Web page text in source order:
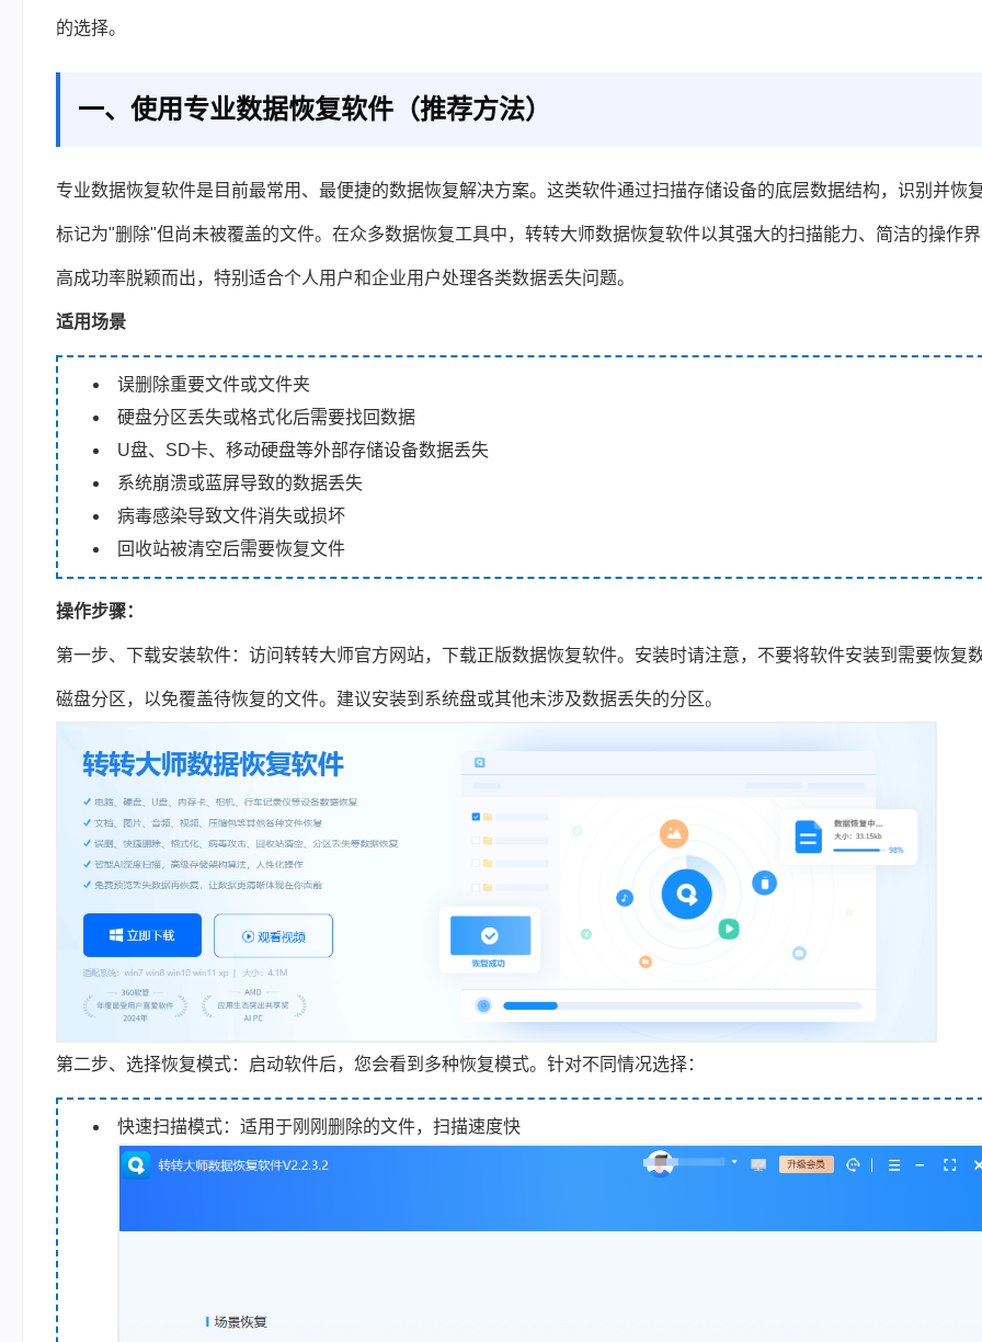
的选择。
一、使用专业数据恢复软件（推荐方法）
专业数据恢复软件是目前最常用、最便捷的数据恢复解决方案。这类软件通过扫描存储设备的底层数据结构，识别并恢
标记为"删除"但尚未被覆盖的文件。在众多数据恢复工具中，转转大师数据恢复软件以其强大的扫描能力、简洁的操作
高成功率脱颖而出，特别适合个人用户和企业用户处理各类数据丢失问题。
适用场景
误删除重要文件或文件夹
硬盘分区丢失或格式化后需要找回数据
U盘、SD卡、移动硬盘等外部存储设备数据丢失
系统崩溃或蓝屏导致的数据丢失
病毒感染导致文件消失或损坏
回收站被清空后需要恢复文件
操作步骤：
第一步、下载安装软件：访问转转大师官方网站，下载正版数据恢复软件。安装时请注意，不要将软件安装到需要恢复
磁盘分区，以免覆盖待恢复的文件。建议安装到系统盘或其他未涉及数据丢失的分区。
第二步、选择恢复模式：启动软件后，您会看到多种恢复模式。针对不同情况选择：
快速扫描模式：适用于刚刚删除的文件，扫描速度快